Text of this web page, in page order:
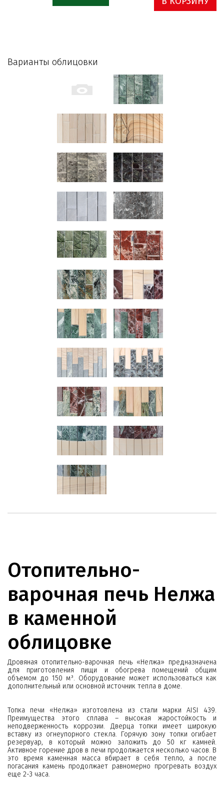
Варианты облицовки
Отопительно-
варочная печь Нелжа
в каменной
облицовке
Дровяная отопительно-варочная печь «Нелжа» предназначена
для приготовления пищи и обогрева помещений общим
объемом до 150 м³. Оборудование может использоваться как
дополнительный или основной источник тепла в доме.
Топка печи «Нелжа» изготовлена из стали марки AISI 439.
Преимущества этого сплава – высокая жаростойкость и
неподверженность коррозии. Дверца топки имеет широкую
вставку из огнеупорного стекла. Горячую зону топки огибает
резервуар, в который можно заложить до 50 кг камней.
Активное горение дров в печи продолжается несколько часов. В
это время каменная масса вбирает в себя тепло, а после
погасания камень продолжает равномерно прогревать воздух
еще 2-3 часа.